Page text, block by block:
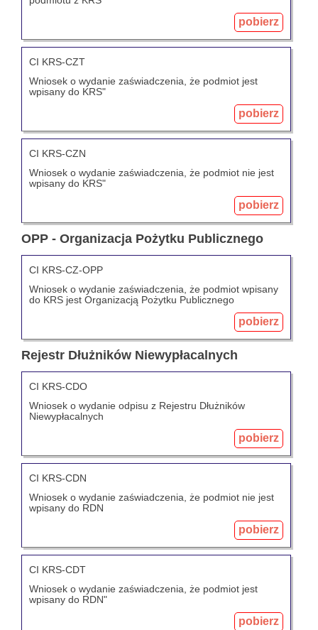
pobierz
CI KRS-CZT
Wniosek o wydanie zaświadczenia, że podmiot jest
wpisany do KRS"
pobierz
CI KRS-CZN
Wniosek o wydanie zaświadczenia, że podmiot nie jest
wpisany do KRS"
pobierz
OPP - Organizacja Pożytku Publicznego
CI KRS-CZ-OPP
Wniosek o wydanie zaświadczenia, że podmiot wpisany
do KRS jest Organizacją Pożytku Publicznego
pobierz
Rejestr Dłużników Niewypłacalnych
CI KRS-CDO
Wniosek o wydanie odpisu z Rejestru Dłużników
Niewypłacalnych
pobierz
CI KRS-CDN
Wniosek o wydanie zaświadczenia, że podmiot nie jest
wpisany do RDN
pobierz
CI KRS-CDT
Wniosek o wydanie zaświadczenia, że podmiot jest
wpisany do RDN"
pobierz